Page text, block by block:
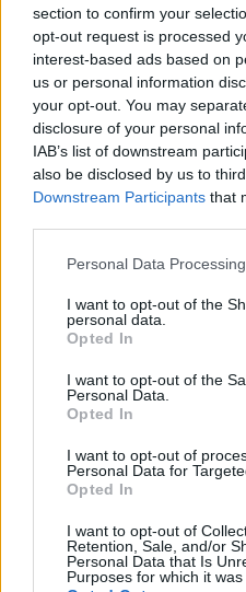
section to confirm your
opt-out request is processed
interest-based ads based on
us or personal information
your opt-out. You may
disclosure of your personal
IAB’s list of downstream
also be disclosed by us to
Downstream Participants that
Please note that this website/
not limited to your visit or
grant or deny consent to
use your data for below
consent section.
Personal Data
I want to opt-out of the
personal data.
Opted In
I want to opt-out of the
Personal Data.
Opted In
I want to opt-out of
Personal Data for
Opted In
I want to opt-out of
Retention, Sale, and/or
Personal Data that Is
Purposes for which it was
usa box office:
Takács Máté•2017. július 02.
A Gru 3. a kevés folytatás
ami nem vallott
minyonokkal teli filmje a
legjobb nyitányt hozta.
nézők a Nyomd, Bébi,
segítve Edgar Wright